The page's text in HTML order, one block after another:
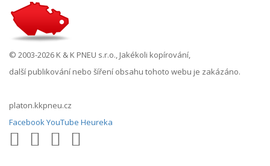
© 2003-2026 K & K PNEU s.r.o., Jakékoli kopírování,
další publikování nebo šíření obsahu tohoto webu je zakázáno.
platon.kkpneu.cz
FacebookYouTube Heureka